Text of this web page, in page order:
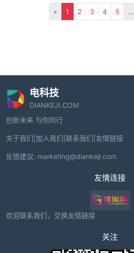
« 1 2 3 4 5 ...
电科技
DIANKEJI.COM
创新未来 与你同行
关于我们 加入我们 联系我们 友情链接
反馈建议: marketing@diankeji.com
友情连接
欢迎联系我们，交换友情链接
关注